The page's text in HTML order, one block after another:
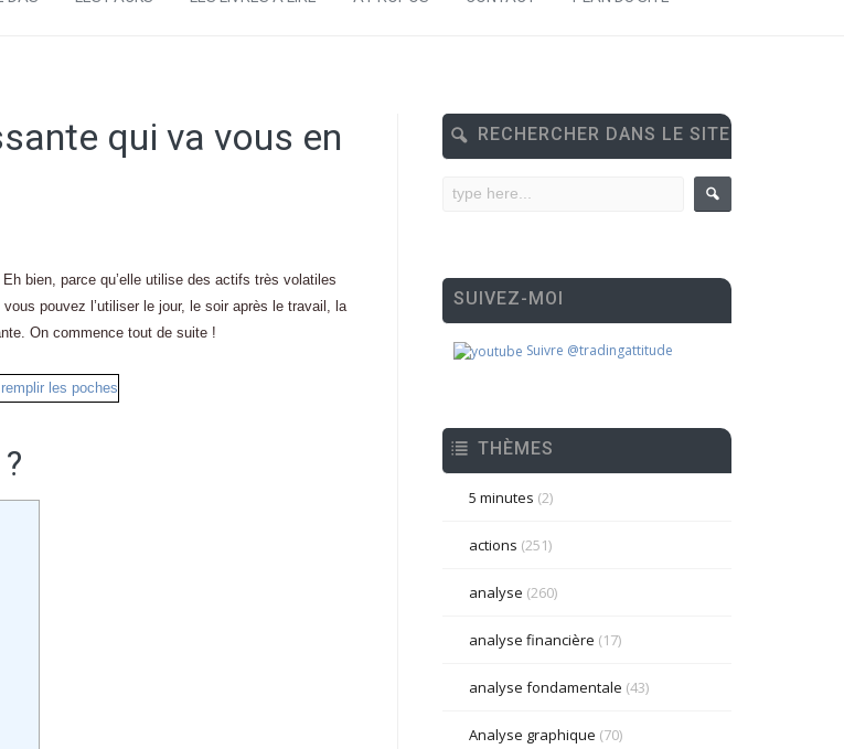
qui va vous en
bien, parce qu’elle utilise des actifs très volatiles
pouvez l’utiliser le jour, le soir après le travail, la
On commence tout de suite !
RECHERCHER DANS LE SITE
SUIVEZ-MOI
Suivre @tradingattitude
THÈMES
5 minutes (2)
actions (251)
analyse (260)
analyse financière (17)
analyse fondamentale (43)
Analyse graphique (70)